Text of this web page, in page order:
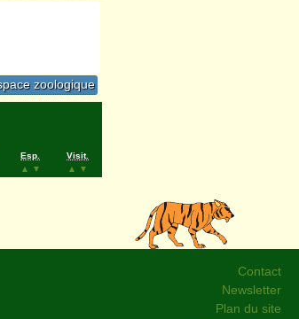
zoologique
Esp.
▲
▼
Visit.
▲
▼
Contact
Newsletter
Plan du site